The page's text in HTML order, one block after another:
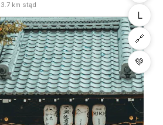
3.7 km stąd
L
🔗
💚